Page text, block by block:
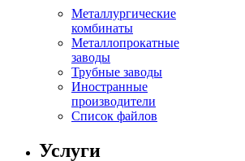
Металлургические
комбинаты
Металлопрокатные
заводы
Трубные заводы
Иностранные
производители
Список файлов
Услуги